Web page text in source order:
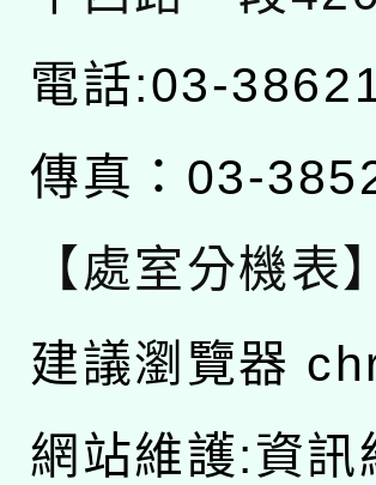
電話:03-
傳真：03-
【處室分機表】
建議瀏覽器
網站維護:資訊